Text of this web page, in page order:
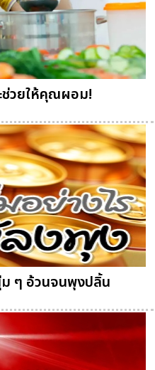
ช่วยให้คุณผอม!
ม ๆ อ้วนจนพุงปลิ้น